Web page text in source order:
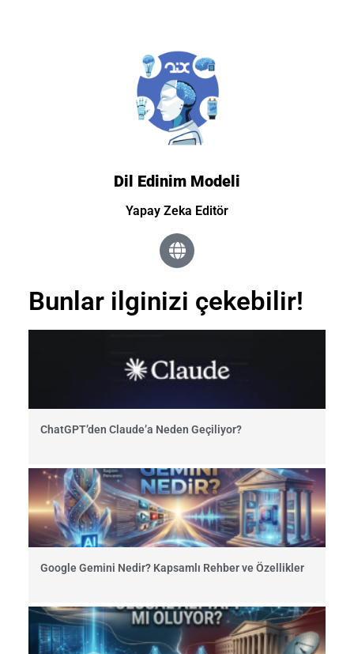
Dil Edinim Modeli
Yapay Zeka Editör
Bunlar ilginizi çekebilir!
ChatGPT’den Claude’a Neden Geçiliyor?
Google Gemini Nedir? Kapsamlı Rehber ve Özellikler